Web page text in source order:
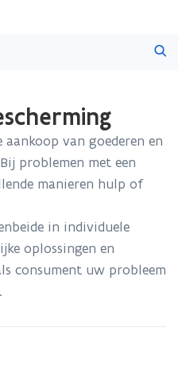
gaan
van goederen en
problemen met een
manieren hulp of
in individuele
oplossingen en
consument uw probleem